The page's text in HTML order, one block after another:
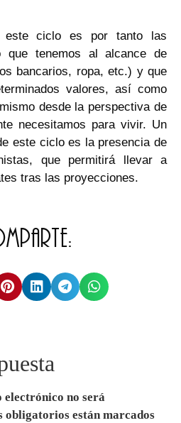
este ciclo es por tanto las
que tenemos al alcance de
bancarios, ropa, etc.) y que
valores, así como
desde la perspectiva de
necesitamos para vivir. Un
este ciclo es la presencia de
que permitirá llevar a
tras las proyecciones.
electrónico no será
obligatorios están marcados